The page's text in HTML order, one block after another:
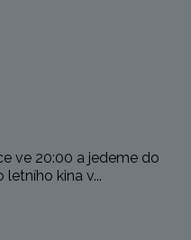
ve 20:00 a jedeme do
kina v...